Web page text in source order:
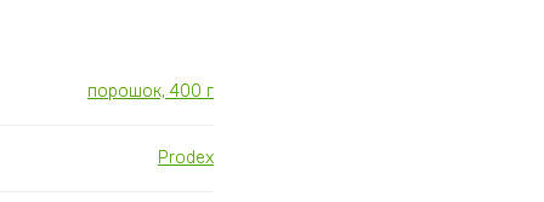
порошок, 400 г
Prodex